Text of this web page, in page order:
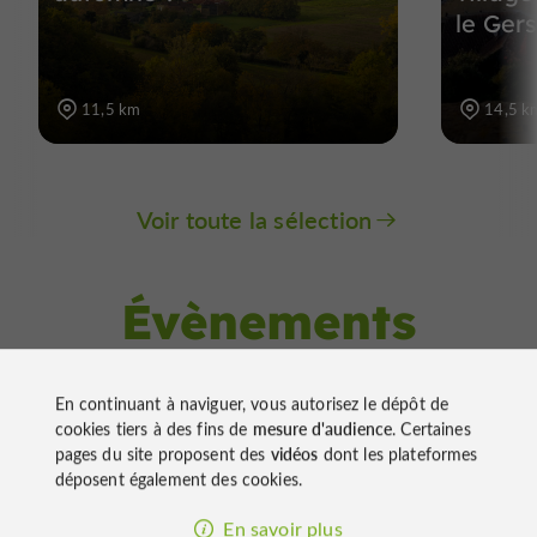
11,5 km
le Gers
14,5
Voir toute la sélection
Évènements
Marchés Mirande
En continuant à naviguer, vous autorisez le dépôt de
cookies tiers à des fins de mesure d'audience. Certaines
pages du site proposent des vidéos dont les plateformes
déposent également des cookies.
En savoir plus